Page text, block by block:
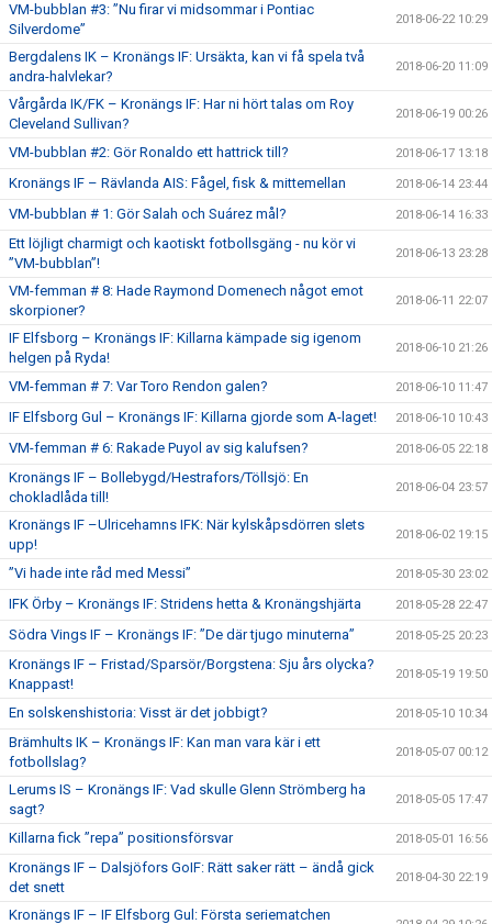
VM-bubblan #3: ”Nu firar vi midsommar i Pontiac
Silverdome”
2018-06-22 10:29
Bergdalens IK – Kronängs IF: Ursäkta, kan vi få spela två
andra-halvlekar?
2018-06-20 11:09
Vårgårda IK/FK – Kronängs IF: Har ni hört talas om Roy
Cleveland Sullivan?
2018-06-19 00:26
VM-bubblan #2: Gör Ronaldo ett hattrick till? 2018-06-17 13:18
Kronängs IF – Rävlanda AIS: Fågel, fisk & mittemellan 2018-06-14 23:44
VM-bubblan # 1: Gör Salah och Suárez mål? 2018-06-14 16:33
Ett löjligt charmigt och kaotiskt fotbollsgäng - nu kör vi
”VM-bubblan”!
2018-06-13 23:28
VM-femman # 8: Hade Raymond Domenech något emot
skorpioner?
2018-06-11 22:07
IF Elfsborg – Kronängs IF: Killarna kämpade sig igenom
helgen på Ryda!
2018-06-10 21:26
VM-femman # 7: Var Toro Rendon galen? 2018-06-10 11:47
IF Elfsborg Gul – Kronängs IF: Killarna gjorde som A-laget! 2018-06-10 10:43
VM-femman # 6: Rakade Puyol av sig kalufsen? 2018-06-05 22:18
Kronängs IF – Bollebygd/Hestrafors/Töllsjö: En
chokladlåda till!
2018-06-04 23:57
Kronängs IF –Ulricehamns IFK: När kylskåpsdörren slets
upp!
2018-06-02 19:15
”Vi hade inte råd med Messi” 2018-05-30 23:02
IFK Örby – Kronängs IF: Stridens hetta & Kronängshjärta 2018-05-28 22:47
Södra Vings IF – Kronängs IF: ”De där tjugo minuterna” 2018-05-25 20:23
Kronängs IF – Fristad/Sparsör/Borgstena: Sju års olycka?
Knappast!
2018-05-19 19:50
En solskenshistoria: Visst är det jobbigt? 2018-05-10 10:34
Brämhults IK – Kronängs IF: Kan man vara kär i ett
fotbollslag?
2018-05-07 00:12
Lerums IS – Kronängs IF: Vad skulle Glenn Strömberg ha
sagt?
2018-05-05 17:47
Killarna fick ”repa” positionsförsvar 2018-05-01 16:56
Kronängs IF – Dalsjöfors GoIF: Rätt saker rätt – ändå gick
det snett
2018-04-30 22:19
Kronängs IF – IF Elfsborg Gul: Första seriematchen